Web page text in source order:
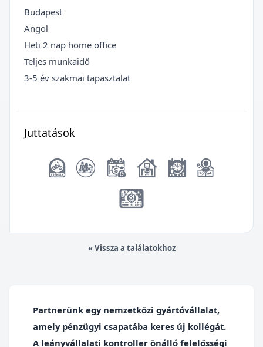
Budapest
Angol
Heti 2 nap home office
Teljes munkaidő
3-5 év szakmai tapasztalat
Juttatások
« Vissza a találatokhoz
Partnerünk egy nemzetközi gyártóvállalat,
amely pénzügyi csapatába keres új kollégát.
A leányvállalati kontroller önálló felelősségi